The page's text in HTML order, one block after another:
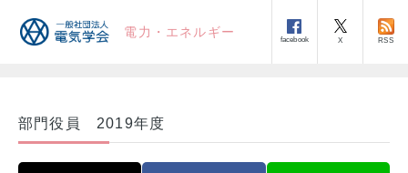
電力・エネルギー
facebook X RSS
部門役員 2019年度